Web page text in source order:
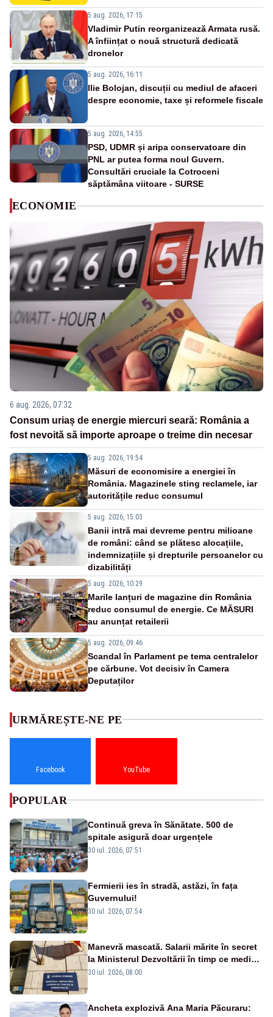
5 aug. 2026, 17:15
Vladimir Putin reorganizează Armata rusă.
A înființat o nouă structură dedicată
dronelor
5 aug. 2026, 16:11
Ilie Bolojan, discuții cu mediul de afaceri
despre economie, taxe și reformele fiscale
5 aug. 2026, 14:55
PSD, UDMR și aripa conservatoare din
PNL ar putea forma noul Guvern.
Consultări cruciale la Cotroceni
săptămâna viitoare - SURSE
ECONOMIE
6 aug. 2026, 07:32
Consum uriaș de energie miercuri seară: România a
fost nevoită să importe aproape o treime din necesar
5 aug. 2026, 19:54
Măsuri de economisire a energiei în
România. Magazinele sting reclamele, iar
autoritățile reduc consumul
5 aug. 2026, 15:03
Banii intră mai devreme pentru milioane
de români: când se plătesc alocațiile,
indemnizațiile și drepturile persoanelor cu
dizabilități
5 aug. 2026, 10:29
Marile lanțuri de magazine din România
reduc consumul de energie. Ce MĂSURI
au anunțat retailerii
5 aug. 2026, 09:46
Scandal în Parlament pe tema centralelor
pe cărbune. Vot decisiv în Camera
Deputaților
URMĂREȘTE-NE PE
Facebook YouTube
POPULAR
Continuă greva în Sănătate. 500 de
spitale asigură doar urgențele
30 iul. 2026, 07:51
Fermierii ies în stradă, astăzi, în fața
Guvernului!
30 iul. 2026, 07:54
Manevră mascată. Salarii mărite în secret
la Ministerul Dezvoltării în timp ce medicii
ies în stradă
30 iul. 2026, 08:00
Ancheta explozivă Ana Maria Păcuraru: